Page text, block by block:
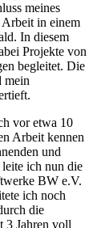
meines
Arbeit in einem
In diesem
Projekte von
begleitet. Die
mein
vor etwa 10
Arbeit kennen
und
ich nun die
BW e.V.
ich noch
die
3 Jahren voll